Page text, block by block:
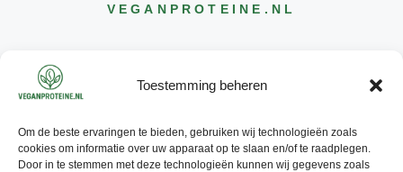
Toestemming beheren
Om de beste ervaringen te bieden, gebruiken wij technologieën zoals
cookies om informatie over uw apparaat op te slaan en/of te raadplegen.
Door in te stemmen met deze technologieën kunnen wij gegevens zoals
VEGANPROTEINE .NL
CONTACT
INFO@ VEGANPROTEINE.NL